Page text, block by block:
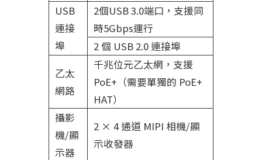
USB
連接
埠
2個USB 3.0端口，支援同
時5Gbps運行
2 個 USB 2.0 連接埠
乙太
網路
千兆位元乙太網，支援
PoE+（需要單獨的 PoE+
HAT）
攝影
機/顯
示器
2 × 4 通道 MIPI 相機/顯
示收發器